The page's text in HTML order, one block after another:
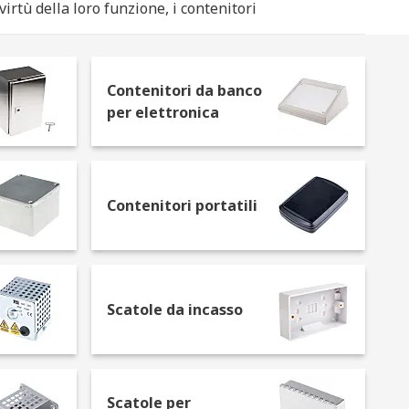
della loro funzione, i contenitori
schede Arduino o le custodie
essere trasparenti per rivelarne il
avere una o due sportelli, a
e i circuiti stampati o utensili come
nella stessa scatola.
stretto per i contenitori autoportanti.
Contenitori da banco
per elettronica
Contenitori portatili
Scatole da incasso
Scatole per